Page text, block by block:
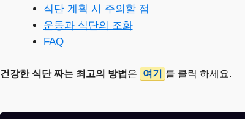
식단 계획 시 주의할 점
운동과 식단의 조화
FAQ
건강한 식단 짜는 최고의 방법 은 여기 를 클릭 하세요.